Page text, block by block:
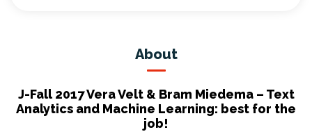
About
J-Fall 2017 Vera Velt & Bram Miedema – Text
Analytics and Machine Learning: best for the
job!